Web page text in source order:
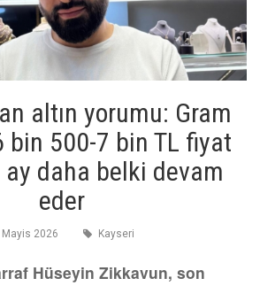
altın yorumu: Gram
bin 500-7 bin TL fiyat
ay daha belki devam
eder
Mayis 2026 Kayseri
Hüseyin Zikkavun, son